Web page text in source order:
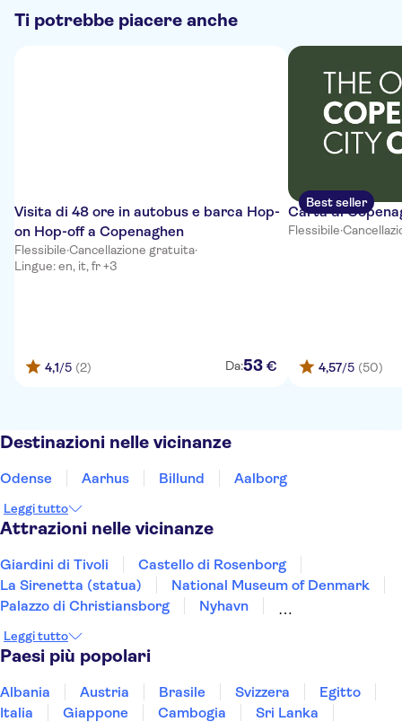
Ti potrebbe piacere anche
Visita di 48 ore in autobus e barca Hop-
on Hop-off a Copenaghen
Flessibile·Cancellazione gratuita·
Lingue: en, it, fr +3
4,1/5 (2) Da:53 €
Best seller
Carta di
Flessibile·
4,57/5 (50)
Destinazioni nelle vicinanze
Odense Aarhus Billund Aalborg
Leggi tutto
Attrazioni nelle vicinanze
Giardini di Tivoli
Castello di Rosenborg
La Sirenetta (statua)
National Museum of Denmark
Palazzo di Christiansborg
Nyhavn
Leggi tutto
Paesi più popolari
Albania Austria Brasile Svizzera
Egitto
Italia
Giappone Cambogia
Sri Lanka